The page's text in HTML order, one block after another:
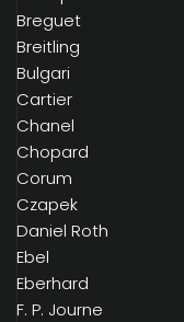
Breguet
Breitling
Bulgari
Cartier
Chanel
Chopard
Corum
Czapek
Daniel Roth
Ebel
Eberhard
F. P. Journe